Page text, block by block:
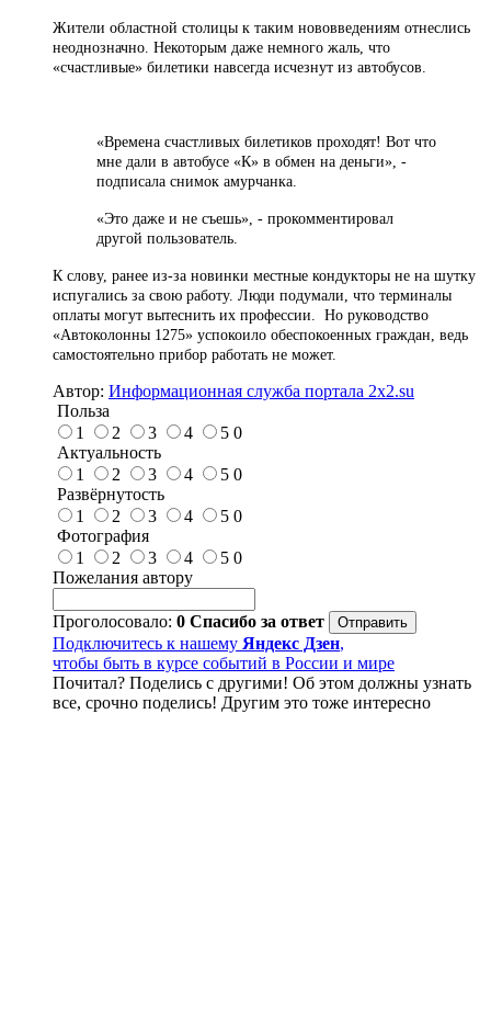
Жители областной столицы к таким нововведениям отнеслись
неоднозначно. Некоторым даже немного жаль, что
«счастливые» билетики навсегда исчезнут из автобусов.
«Времена счастливых билетиков проходят! Вот что
мне дали в автобусе «К» в обмен на деньги», -
подписала снимок амурчанка.
«Это даже и не съешь», - прокомментировал
другой пользователь.
К слову, ранее из-за новинки местные кондукторы не на шутку
испугались за свою работу. Люди подумали, что терминалы
оплаты могут вытеснить их профессии. Но руководство
«Автоколонны 1275» успокоило обеспокоенных граждан, ведь
самостоятельно прибор работать не может.
Автор: Информационная служба портала 2x2.su
Польза
1
2 3 4 5 0
Актуальность
1
2 3 4 5 0
Развёрнутость
1
2 3 4 5 0
Фотография
1
2 3 4 5 0
Пожелания автору
Проголосовало: 0 Спасибо за ответ
Подключитесь к нашему Яндекс Дзен,
чтобы быть в курсе событий в России и мире
Почитал? Поделись с другими! Об этом должны узнать
все, срочно поделись! Другим это тоже интересно